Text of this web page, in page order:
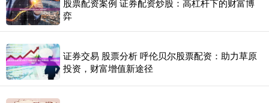
股票配资案例 证券配资炒股：高杠杆下的财富博
弈
证券交易 股票分析 呼伦贝尔股票配资：助力草原
投资，财富增值新途径